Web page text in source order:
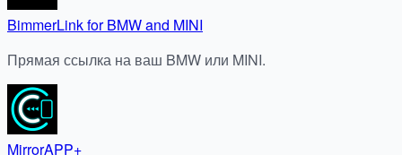
BimmerLink for BMW and MINI
Прямая ссылка на ваш BMW или MINI.
MirrorAPP+